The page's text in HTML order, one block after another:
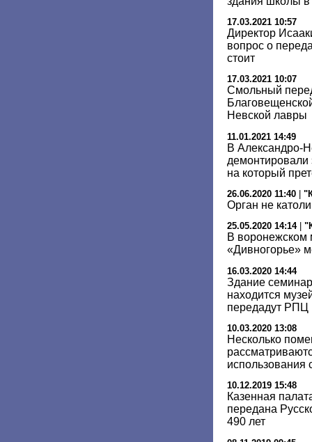
17.03.2021 10:57
Директор
вопрос о
стоит
17.03.2021 10:07
Смольный
Невской лавры
11.01.2021 14:49
В Александро-
демонтировали
на который
26.06.2020 11:40
Орган не
25.05.2020 14:14|
В воронежском
«Дивногорье»
16.03.2020 14:44
Здание
находится
передадут РПЦ
10.03.2020 13:08
Несколько
10.12.2019 15:48
Казенная
передана
490 лет